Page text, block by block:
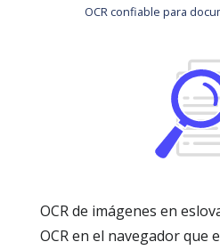
OCR confiable para
OCR de imágenes en
OCR en el navegador que